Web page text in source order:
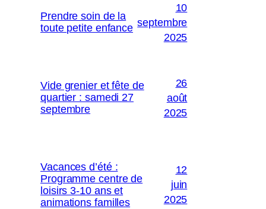
Prendre soin de la
toute petite enfance
10
septembre
2025
Vide grenier et fête de
quartier : samedi 27
septembre
26
août
2025
Vacances d’été :
Programme centre de
loisirs 3-10 ans et
animations familles
12
juin
2025